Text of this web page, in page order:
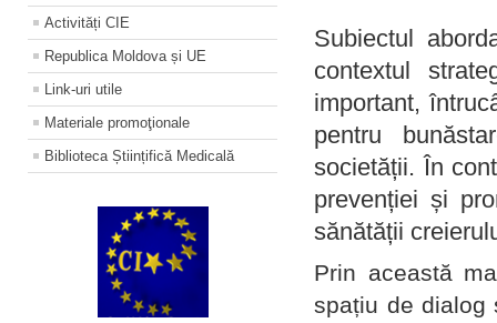
Activități CIE
Republica Moldova și UE
Link-uri utile
Materiale promoţionale
Biblioteca Științifică Medicală
Subiectul
contextul
important,
pentru
societății. În
prevenției și
sănătății
Prin această
spațiu de dialog